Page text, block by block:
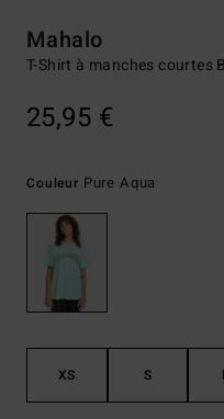
Mahalo
T-Shirt à manches courtes
25,95 €
Couleur Pure Aqua
XS S